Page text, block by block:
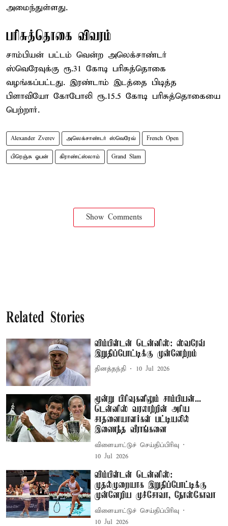
அமைந்துள்ளது.
பரிசுத்தொகை விவரம்
சாம்பியன் பட்டம் வென்ற அலெக்சாண்டர்
ஸ்வெரேவுக்கு ரூ.31 கோடி பரிசுத்தொகை
வழங்கப்பட்டது. இரண்டாம் இடத்தை பிடித்த
பிளாவியோ கோபோலி ரூ.15.5 கோடி பரிசுத்தொகையை
பெற்றார்.
Alexander Zverev அலெக்சாண்டர் ஸ்வெரேவ் French Open
பிரெஞ்சு ஓபன் கிராண்ட்ஸ்லாம் Grand Slam
Show Comments
Related Stories
விம்பிள்டன் டென்னிஸ்: ஸ்வரேவ்
இறுதிப்போட்டிக்கு முன்னேற்றம்
தினத்தந்தி 10 Jul 2026
மூன்று பிரிவுகளிலும் சாம்பியன்...
டென்னிஸ் வரலாற்றின் அரிய
சாதனையாளர்கள் பட்டியலில்
இணைந்த வீராங்கனை
விளையாட்டுச் செய்திப்பிரிவு
10 Jul 2026
விம்பிள்டன் டென்னிஸ்:
முதல்முறையாக இறுதிப்போட்டிக்கு
முன்னேறிய முச்சோவா, நோஸ்கோவா
விளையாட்டுச் செய்திப்பிரிவு
10 Jul 2026